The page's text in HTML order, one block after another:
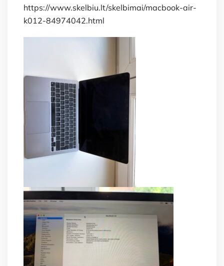
https://www.skelbiu.lt/skelbimai/macbook-air-
k012-84974042.html